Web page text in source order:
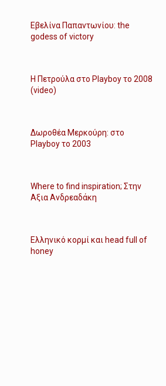
Εβελίνα Παπαντωνίου: the
godess of victory
Η Πετρούλα στο Playboy το 2008
(video)
Δωροθέα Μερκούρη: στο
Playboy το 2003
Where to find inspiration; Στην
Αξια Ανδρεαδάκη
Ελληνικό κορμί και head full of
honey